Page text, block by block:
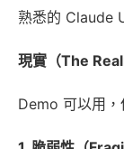
熟悉的 Claude
現實（The
Demo 可以用，